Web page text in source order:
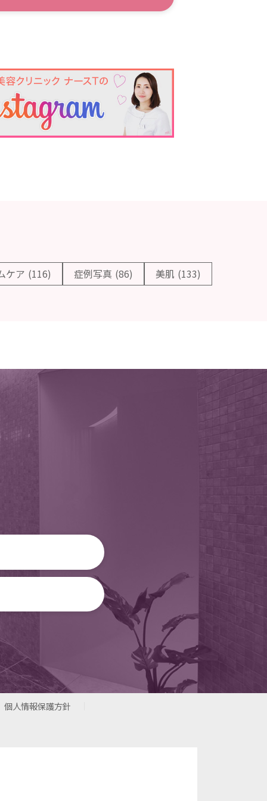
ケア (116) 症例写真 (86) 美肌 (133)
個人情報保護方針